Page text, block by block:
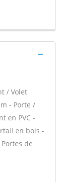
/ Volet
- Porte /
en PVC -
en bois -
de